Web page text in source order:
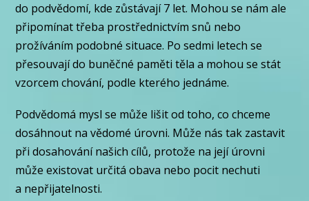
do podvědomí, kde zůstávají 7 let. Mohou se nám ale
připomínat třeba prostřednictvím snů nebo
prožíváním podobné situace. Po sedmi letech se
přesouvají do buněčné paměti těla a mohou se stát
vzorcem chování, podle kterého jednáme.
Podvědomá mysl se může lišit od toho, co chceme
dosáhnout na vědomé úrovni. Může nás tak zastavit
při dosahování našich cílů, protože na její úrovni
může existovat určitá obava nebo pocit nechuti
a nepřijatelnosti.